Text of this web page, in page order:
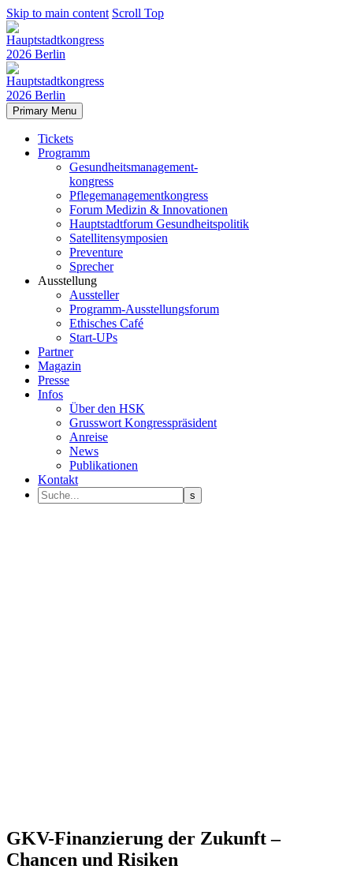
Skip to main content Scroll Top
Primary Menu
Tickets
Programm
Gesundheitsmanagement-
kongress
Pflegemanagementkongress
Forum Medizin & Innovationen
Hauptstadtforum Gesundheitspolitik
Satellitensymposien
Preventure
Sprecher
Ausstellung
Aussteller
Programm-Ausstellungsforum
Ethisches Café
Start-UPs
Partner
Magazin
Presse
Infos
Über den HSK
Grusswort Kongresspräsident
Anreise
News
Publikationen
Kontakt
GKV-Finanzierung der Zukunft –
Chancen und Risiken